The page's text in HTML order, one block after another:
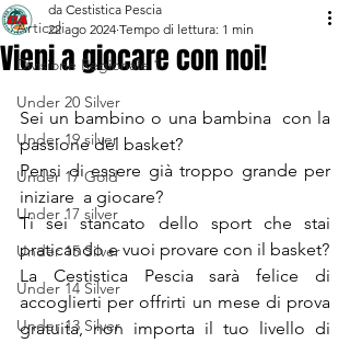
Articoli
Divisione Regionale 1
Under 20 Silver
Under 19 silver
Under 17 Gold
Under 17 silver
Under 15 Silver
Under 14 Silver
Under 13 Silver
Vieni a giocare con noi!
da Cestistica Pescia
22 ago 2024 Tempo di lettura: 1 min
Sei un bambino o una bambina  con la
passione del basket?
Pensi di essere già troppo grande per
iniziare  a giocare?
Ti sei stancato dello sport che stai
La Cestistica Pescia sarà felice di
accoglierti per offrirti un mese di prova
gratuita, non importa il tuo livello di